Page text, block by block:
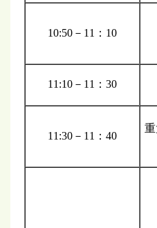
10:50－11：10
11:10－11：30
11:30－11：40